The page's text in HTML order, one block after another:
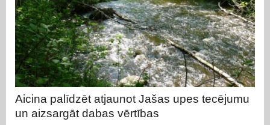
Aicina palīdzēt atjaunot Jašas upes tecējumu
un aizsargāt dabas vērtības